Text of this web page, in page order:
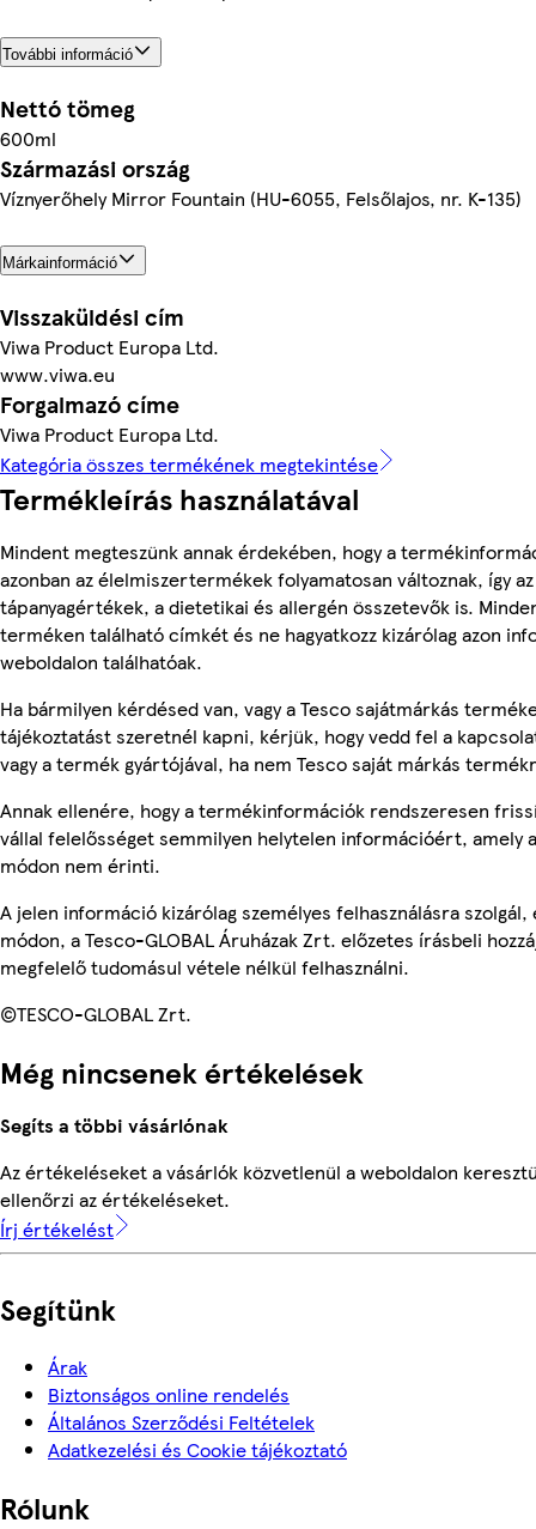
További információ
Nettó tömeg
600ml
Származási ország
Víznyerőhely Mirror Fountain (HU-6055, Felsőlajos, nr. K-135)
Márkainformáció
Visszaküldési cím
Viwa Product Europa Ltd.
www.viwa.eu
Forgalmazó címe
Viwa Product Europa Ltd.
Kategória összes termékének megtekintése
Termékleírás használatával
Mindent megteszünk annak érdekében, hogy a
azonban az élelmiszertermékek folyamatosan változnak, így
tápanyagértékek, a dietetikai és allergén összetevők is.
terméken található címkét és ne hagyatkozz kizárólag azon
weboldalon találhatóak.
Ha bármilyen kérdésed van, vagy a Tesco sajátmárkás
tájékoztatást szeretnél kapni, kérjük, hogy vedd fel a
vagy a termék gyártójával, ha nem Tesco saját márkás
Annak ellenére, hogy a termékinformációk rendszeresen
vállal felelősséget semmilyen helytelen információért, amely
módon nem érinti.
A jelen információ kizárólag személyes felhasználásra
módon, a Tesco-GLOBAL Áruházak Zrt. előzetes írásbeli
megfelelő tudomásul vétele nélkül felhasználni.
©TESCO-GLOBAL Zrt.
Még nincsenek értékelések
Segíts a többi vásárlónak
Az értékeléseket a vásárlók közvetlenül a weboldalon
ellenőrzi az értékeléseket.
Írj értékelést
Segítünk
Árak
Biztonságos online rendelés
Általános Szerződési Feltételek
Adatkezelési és Cookie tájékoztató
Rólunk